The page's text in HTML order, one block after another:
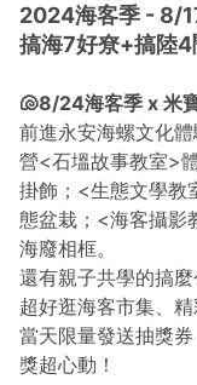
2024海客季 - 8/
搞海7好尞+搞陸4
🐚8/24海客季 x 米
前進永安海螺文化
營<石塭故事教室>
掛飾；<生態文學教
態盆栽；<海客攝影
海廢相框。
還有親子共學的搞
超好逛海客市集、
當天限量發送抽獎
獎超心動！